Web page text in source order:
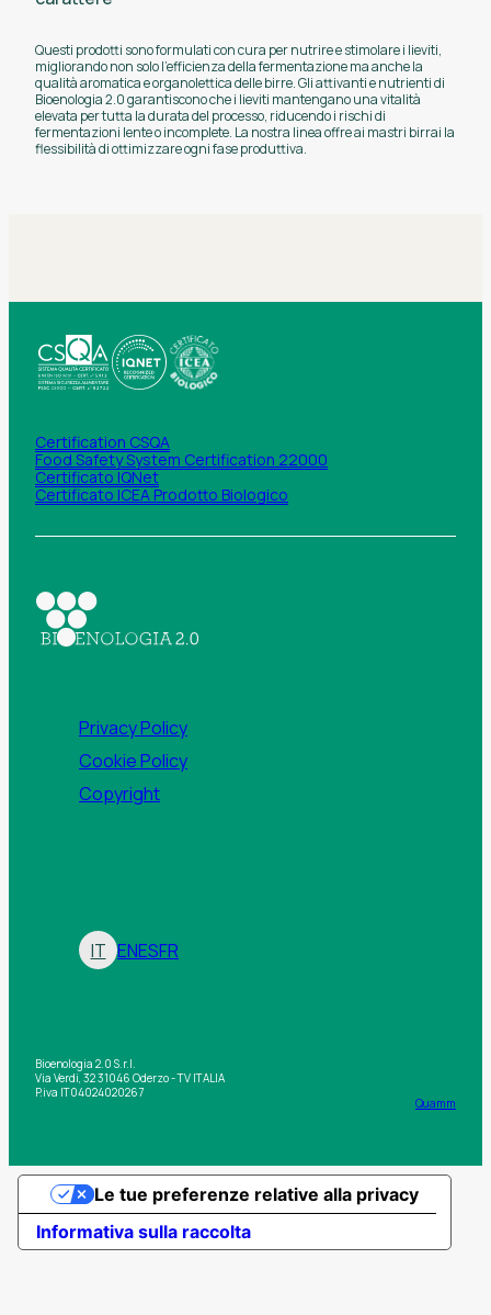
Questi prodotti sono formulati con cura per nutrire e stimolare i lieviti,
migliorando non solo l'efficienza della fermentazione ma anche la
qualità aromatica e organolettica delle birre. Gli attivanti e nutrienti di
Bioenologia 2.0 garantiscono che i lieviti mantengano una vitalità
elevata per tutta la durata del processo, riducendo i rischi di
fermentazioni lente o incomplete. La nostra linea offre ai mastri birrai la
flessibilità di ottimizzare ogni fase produttiva.
Certification CSQA
Food Safety System Certification 22000
Certificato IQNet
Certificato ICEA Prodotto Biologico
Privacy Policy
Cookie Policy
Copyright
IT ENESFR
Bioenologia 2.0 S.r.l.
Via Verdi, 32 31046 Oderzo - TV ITALIA
P.iva IT04024020267
Quamm
Informativa sulla raccolta
Le tue preferenze relative alla privacy